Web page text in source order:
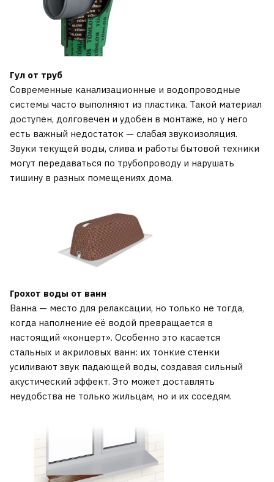
Гул от труб
Современные канализационные и водопроводные
системы часто выполняют из пластика. Такой материал
доступен, долговечен и удобен в монтаже, но у него
есть важный недостаток — слабая звукоизоляция.
Звуки текущей воды, слива и работы бытовой техники
могут передаваться по трубопроводу и нарушать
тишину в разных помещениях дома.
Грохот воды от ванн
Ванна — место для релаксации, но только не тогда,
когда наполнение её водой превращается в
настоящий «концерт». Особенно это касается
стальных и акриловых ванн: их тонкие стенки
усиливают звук падающей воды, создавая сильный
акустический эффект. Это может доставлять
неудобства не только жильцам, но и их соседям.